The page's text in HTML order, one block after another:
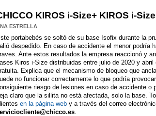
KIROS i-Size+ KIROS i-
ESTRELLA
portabebés se soltó de su base Isofix durante la
despedido. En caso de accidente el menor podría
Ante estos resultados la empresa reaccionó y
Kiros i-Size distribuidas entre julio de 2020 y
Explica que el mecanismo de bloqueo que
no funcionar correctamente lo que podría
riesgo de lesiones en caso de accidente o
claro que la sillita no está afectada, solo la base.
en la página weby a través del correo
.